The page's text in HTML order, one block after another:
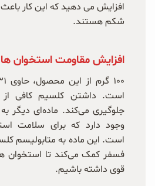
افزایش می دهید که این کار
شکم هستند.
افزایش مقاومت استخوان
است. داشتن کلسیم کافی از
جلوگیری می‌کند. ماده‌ای دیگر به
وجود دارد که برای سلامت
است. این ماده به متابولیسم
فسفر کمک می‌کند تا استخوان
قوی داشته باشیم.